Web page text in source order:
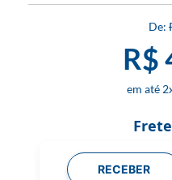
R$
2
RECEBER